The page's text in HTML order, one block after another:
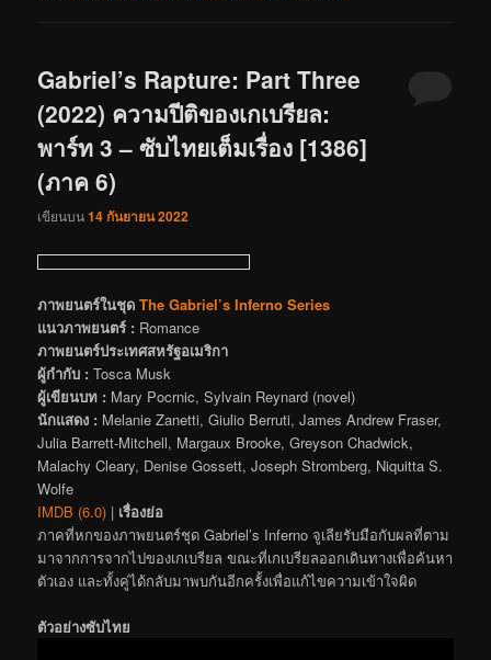
Gabriel’s Rapture: Part Three
(2022) ความปีติของเกเบรียล:
พาร์ท 3 – ซับไทยเต็มเรื่อง [1386]
(ภาค 6)
เขียนบน14 กันยายน 2022
ภาพยนตร์ในชุดThe Gabriel’s Inferno Series
แนวภาพยนตร์ : Romance
ภาพยนตร์ประเทศสหรัฐอเมริกา
ผู้กำกับ : Tosca Musk
ผู้เขียนบท : Mary Pocrnic, Sylvain Reynard (novel)
นักแสดง : Melanie Zanetti, Giulio Berruti, James Andrew Fraser,
Julia Barrett-Mitchell, Margaux Brooke, Greyson Chadwick,
Malachy Cleary, Denise Gossett, Joseph Stromberg, Niquitta S.
Wolfe
IMDB (6.0) | เรื่องย่อ
ภาคที่หกของภาพยนตร์ชุด Gabriel’s Inferno จูเลียรับมือกับผลที่ตาม
มาจากการจากไปของเกเบรียล ขณะที่เกเบรียลออกเดินทางเพื่อค้นหา
ตัวเอง และทั้งคู่ได้กลับมาพบกันอีกครั้งเพื่อแก้ไขความเข้าใจผิด
ตัวอย่างซับไทย